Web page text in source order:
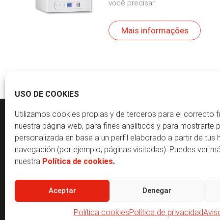
USO DE COOKIES
Utilizamos cookies propias y de terceros para el correcto
nuestra página web, para fines analíticos y para mostrarte
personalizada en base a un perfil elaborado a partir de tus
navegación (por ejemplo, páginas visitadas). Puedes ver
nuestra Política de cookies.
Aceptar Denegar
Política cookiesPolítica de privacidad
você precisar.
Mais informações
REACH THE MARKET S.L.
Parque Tecnológico Garaia. Goiru kalea 1
Política de privacidade|Política de cookies